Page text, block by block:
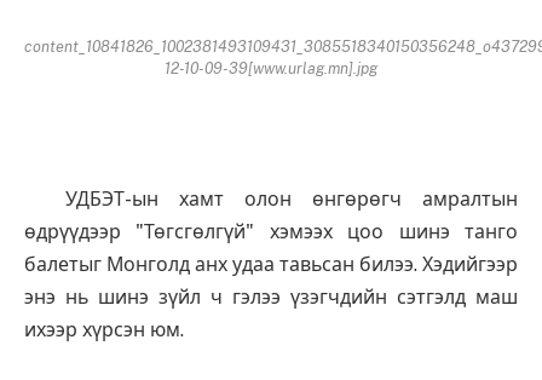
12-10-09-39[www.urlag.mn].jpg
УДБЭТ-ын хамт олон өнгөрөгч амралтын
өдрүүдээр "Төгсгөлгүй" хэмээх цоо шинэ танго
балетыг Монголд анх удаа тавьсан билээ. Хэдийгээр
энэ нь шинэ зүйл ч гэлээ үзэгчдийн сэтгэлд маш
ихээр хүрсэн юм.